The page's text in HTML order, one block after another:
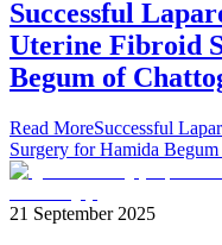
Successful
Uterine Fibroid
Begum of
Read MoreSuccessful
Surgery for Hamida
21 September 2025